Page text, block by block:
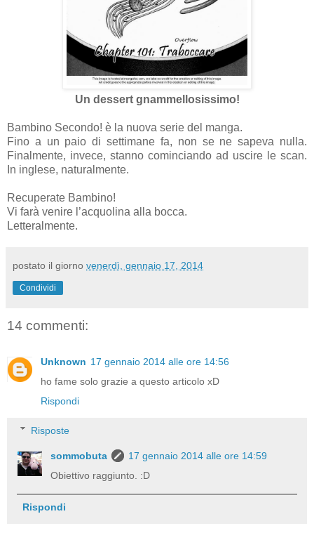
Un dessert gnammellosissimo!
Bambino Secondo! è la nuova serie del manga.
Fino a un paio di settimane fa, non se ne sapeva nulla.
Finalmente, invece, stanno cominciando ad uscire le scan.
In inglese, naturalmente.
Recuperate Bambino!
Vi farà venire l’acquolina alla bocca.
Letteralmente.
postato il giorno venerdì, gennaio 17, 2014
Condividi
14 commenti:
Unknown 17 gennaio 2014 alle ore 14:56
ho fame solo grazie a questo articolo xD
Rispondi
Risposte
sommobuta
17 gennaio 2014 alle ore 14:59
Obiettivo raggiunto. :D
Rispondi